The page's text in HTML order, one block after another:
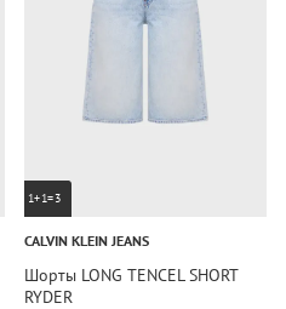
1+1=3
CALVIN KLEIN JEANS
Шорты LONG TENCEL SHORT
RYDER